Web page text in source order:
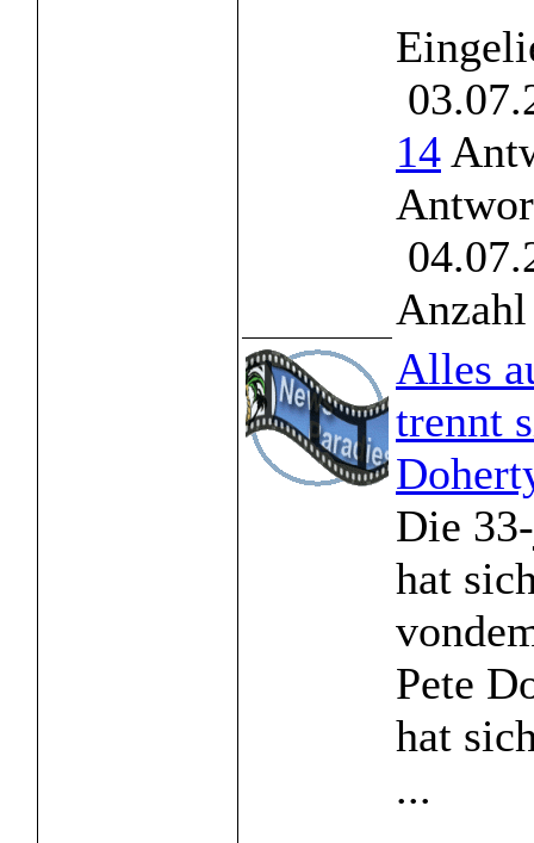
14
Alles
trennt
Die
hat
Pete
hat
...